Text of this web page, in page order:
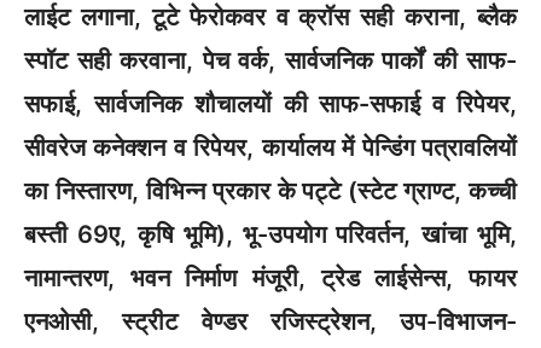
लाईट लगाना, टूटे फेरोकवर व क्रॉस सही कराना, ब्लैक
स्पॉट सही करवाना, पेच वर्क, सार्वजनिक पार्कों की साफ-
सफाई, सार्वजनिक शौचालयों की साफ-सफाई व रिपेयर,
सीवरेज कनेक्शन व रिपेयर, कार्यालय में पेन्डिंग पत्रावलियों
का निस्तारण, विभिन्न प्रकार के पट्टे (स्टेट ग्राण्ट, कच्ची
बस्ती 69ए, कृषि भूमि), भू-उपयोग परिवर्तन, खांचा भूमि,
नामान्तरण, भवन निर्माण मंजूरी, ट्रेड लाईसेन्स, फायर
एनओसी, स्ट्रीट वेण्डर रजिस्ट्रेशन, उप-विभाजन-